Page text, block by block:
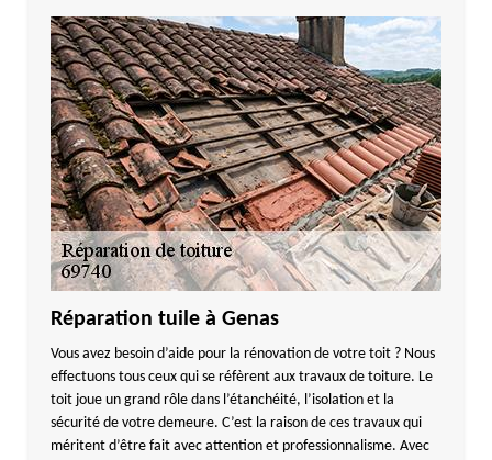
Réparation tuile à Genas
Vous avez besoin d’aide pour la rénovation de votre toit ? Nous
effectuons tous ceux qui se réfèrent aux travaux de toiture. Le
toit joue un grand rôle dans l’étanchéité, l’isolation et la
sécurité de votre demeure. C’est la raison de ces travaux qui
méritent d’être fait avec attention et professionnalisme. Avec